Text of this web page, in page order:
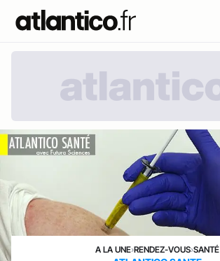
A LA UNE›RENDEZ-VOUS›SANTÉ